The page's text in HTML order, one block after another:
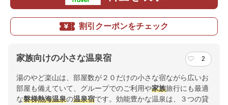
割引クーポンをチェック
家族向けの小さな温泉宿 2
湯のやど楽山は、部屋数が２０だけの小さな宿ながら広いお
部屋も備えていて、グループでのご利用や家族旅行にも最適
な磐梯熱海温泉の温泉宿です。効能豊かな温泉は、３つの貸